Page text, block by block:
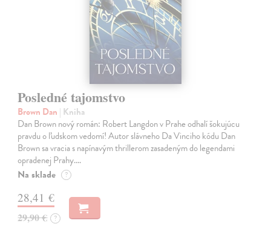
Posledné tajomstvo
Brown Dan | Kniha
Dan Brown nový román: Robert Langdon v Prahe odhalí šokujúcu
pravdu o ľudskom vedomí! Autor slávneho Da Vinciho kódu Dan
Brown sa vracia s napínavým thrillerom zasadeným do legendami
opradenej Prahy.…
Na sklade ?
28,41 €
29,90 € ?